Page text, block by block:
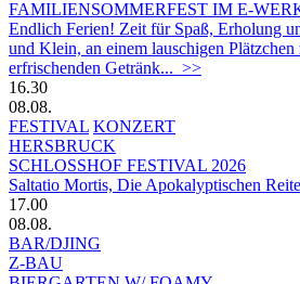
FAMILIENSOMMERFEST IM E-
Endlich Ferien! Zeit für Spaß, Erholung
und Klein, an einem lauschigen
erfrischenden Getränk... >>
16.30
08.08.
FESTIVAL KONZERT
HERSBRUCK
SCHLOSSHOF FESTIVAL 2026
Saltatio Mortis, Die Apokalyptischen
17.00
08.08.
BAR/DJING
Z-BAU